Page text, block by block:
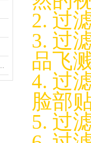
2. 过
3. 过
品飞
4. 过
脸部
5. 过